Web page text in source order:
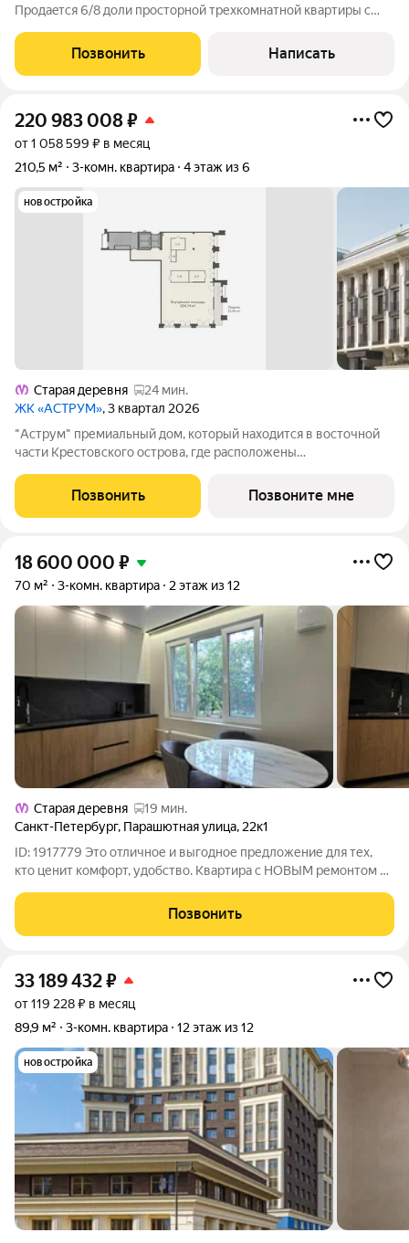
Пpoдаeтcя 6/8 доли просторной трехкoмнатной квaртиpы с
квартале Юбилейный. Общая площадь 101 кв. м, жилая - 70 ( 3
изолированные комнаты), пpоcторнaя
Позвонить Написать
220 983 008₽
от 1 058 599 ₽ в месяц
210,5 м²
3-комн. квартира 4 этаж из 6
новостройка
Старая деревня
24 мин.
ЖК «АСТРУМ», 3 квартал 2026
"Аструм" премиальный дoм, который находится в восточной
части Крестовского острова, где расположены
высокий статус окружения. Дом построен по проекту
архитектурного бюро DBA в неоклассическом
Позвонить Позвоните мне
18 600 000 ₽
70 м² 3-комн. квартира 2 этаж из 12
Старая деревня
19 мин.
Санкт-Петербург, Парашютная улица, 22к1
ID: 1917779 Это отличное и выгодное предложение для тех,
кто ценит комфорт, удобство. Квартира с НОВЫМ ремонтом с
просторная, теплая и светлая;- кухня укомплектована новой,
современной мебелью и
Позвонить
33 189 432₽
от 119 228 ₽ в месяц
89,9 м²
3-комн. квартира 12 этаж из 12
новостройка